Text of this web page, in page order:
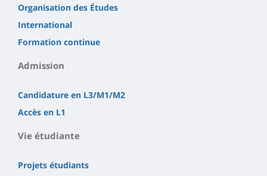
Organisation des Études
International
Formation continue
Admission
Candidature en L3/M1/M2
Accès en L1
Vie étudiante
Projets étudiants